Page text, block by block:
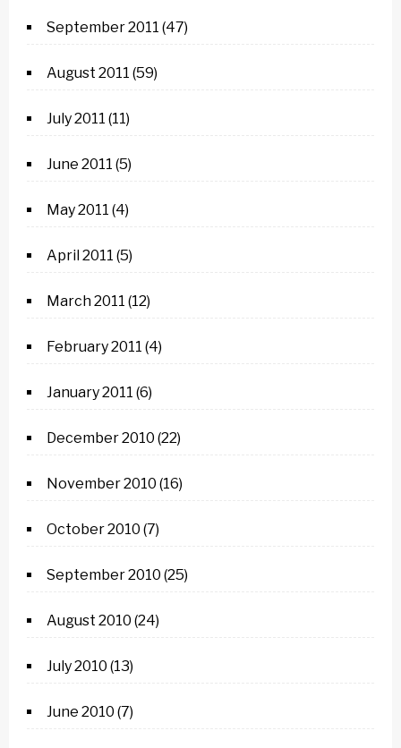
September 2011 (47)
August 2011 (59)
July 2011 (11)
June 2011 (5)
May 2011 (4)
April 2011 (5)
March 2011 (12)
February 2011 (4)
January 2011 (6)
December 2010 (22)
November 2010 (16)
October 2010 (7)
September 2010 (25)
August 2010 (24)
July 2010 (13)
June 2010 (7)